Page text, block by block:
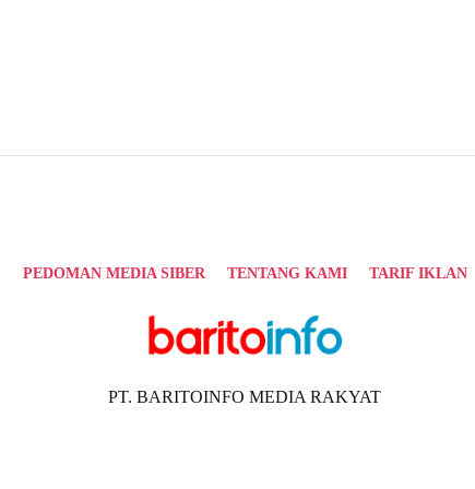
PEDOMAN MEDIA SIBER TENTANG KAMI TARIF IKLAN
PT. BARITOINFO MEDIA RAKYAT